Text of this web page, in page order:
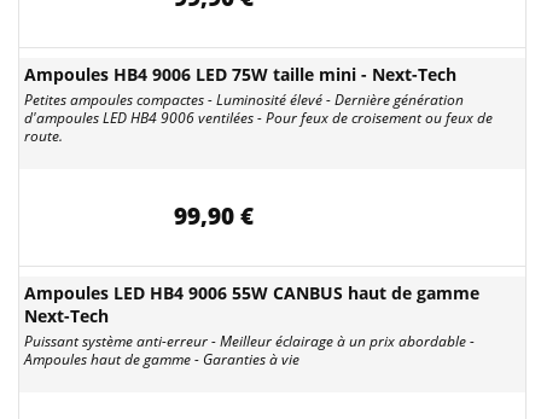
Ampoules HB4 9006 LED 75W taille mini - Next-Tech
Petites ampoules compactes - Luminosité élevé - Dernière génération
d'ampoules LED HB4 9006 ventilées - Pour feux de croisement ou feux de
route.
99,90 €
Ampoules LED HB4 9006 55W CANBUS haut de gamme
Next-Tech
Puissant système anti-erreur - Meilleur éclairage à un prix abordable -
Ampoules haut de gamme - Garanties à vie